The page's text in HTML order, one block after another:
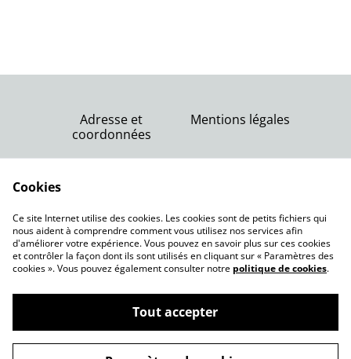
Adresse et
coordonnées
Nous contacter
Mentions légales
Conditions générales
Politique de cookies
©2026
Pépinière Juste une graine Lansargues
(région de Montpellier, 34)
Cookies
Ce site Internet utilise des cookies. Les cookies sont de petits fichiers qui
nous aident à comprendre comment vous utilisez nos services afin
d'améliorer votre expérience. Vous pouvez en savoir plus sur ces cookies
et contrôler la façon dont ils sont utilisés en cliquant sur « Paramètres des
cookies ». Vous pouvez également consulter notre politique de cookies.
Tout accepter